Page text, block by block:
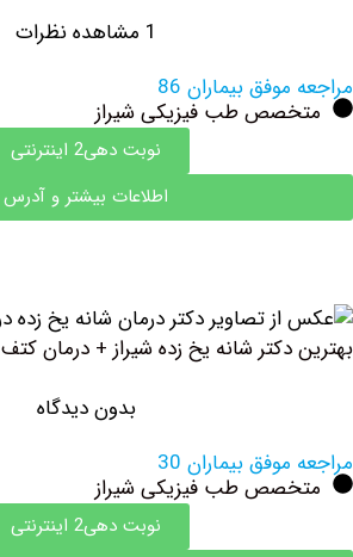
بیماران 86
طب فیزیکی شیراز
نوبت دهی2 اینترنتی
اطلاعات بیشتر و آدرس
شانه یخ زده شیراز + درمان کتف منجمد
بدون دیدگاه
بیماران 30
طب فیزیکی شیراز
نوبت دهی2 اینترنتی